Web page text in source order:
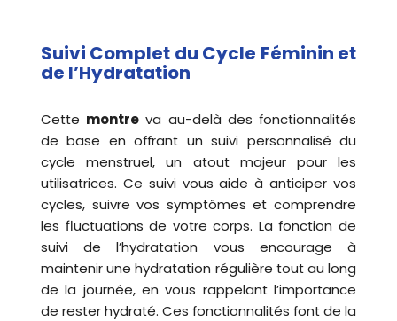
Suivi Complet du Cycle Féminin et
de l’Hydratation
Cette montre va au-delà des fonctionnalités
de base en offrant un suivi personnalisé du
cycle menstruel, un atout majeur pour les
utilisatrices. Ce suivi vous aide à anticiper vos
cycles, suivre vos symptômes et comprendre
les fluctuations de votre corps. La fonction de
suivi de l’hydratation vous encourage à
maintenir une hydratation régulière tout au long
de la journée, en vous rappelant l’importance
de rester hydraté. Ces fonctionnalités font de la